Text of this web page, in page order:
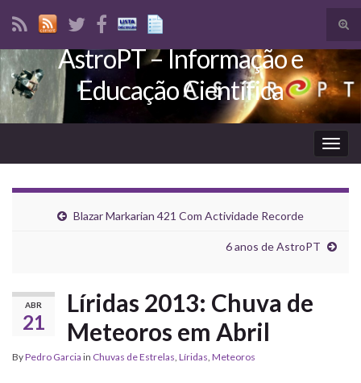
Search for:
AstroPT – Informação e
Educação Científica
Blazar Markarian 421 Com Actividade Recorde
6 anos de AstroPT
ABR
21
Líridas 2013: Chuva de
Meteoros em Abril
ByPedro Garcia in Chuvas de Estrelas, Líridas, Meteoros